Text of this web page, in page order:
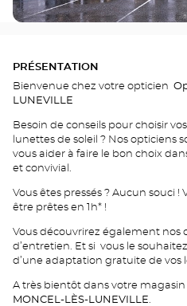
PRÉSENTATION
Bienvenue chez votre opticien
LUNEVILLE
Besoin de conseils pour choisir
lunettes de soleil ? Nos opticiens
vous aider à faire le bon choix
et convivial.
Vous êtes pressés ? Aucun souci
être prêtes en 1h* !
Vous découvrirez également nos
d’entretien. Et si vous le
d’une adaptation gratuite de vos
A très bientôt dans votre magasin
MONCEL-LÈS-LUNEVILLE.